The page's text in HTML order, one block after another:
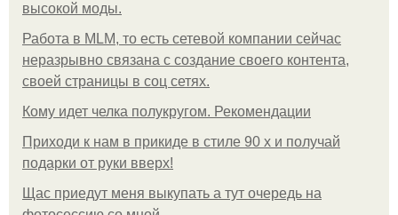
высокой моды.
Работа в MLM, то есть сетевой компании сейчас
неразрывно связана с создание своего контента,
своей страницы в соц сетях.
Кому идет челка полукругом. Рекомендации
Приходи к нам в прикиде в стиле 90 х и получай
подарки от руки вверх!
Щас приедут меня выкупать а тут очередь на